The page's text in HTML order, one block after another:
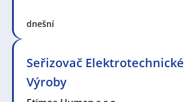
dnešní
Seřizovač Elektrotechnické
Výroby